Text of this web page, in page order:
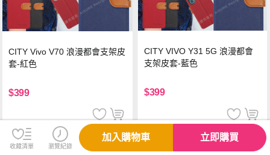
CITY Vivo V70 浪漫都會支架皮
套-紅色
$399
CITY VIVO Y31 5G 浪漫都會
支架皮套-藍色
$399
收藏清單 瀏覽紀錄
加入購物車 立即購買